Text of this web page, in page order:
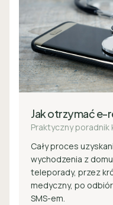
Jak otrzymać e-
Praktyczny poradnik
Cały proces
wychodzenia z
teleporady, przez
medyczny, po
SMS-em.